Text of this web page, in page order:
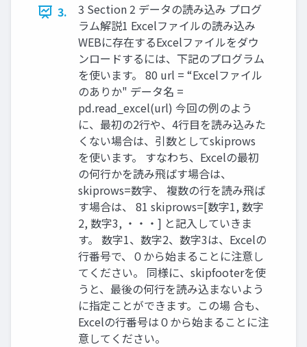
3.
3 Section 2 データの読み込み プログ
ラム解説1 Excelファイルの読み込み
WEBに存在するExcelファイルをダウ
ンロードするには、下記のプログラム
を使います。 80 url = “Excelファイル
のありか" データ名 =
pd.read_excel(url) 今回の例のよう
に、最初の2行や、4行目を読み込みた
くない場合は、引数としてskiprows
を使います。 すなわち、Excelの最初
の何行かを読み飛ばす場合は、
skiprows=数字、 複数の行を読み飛ば
す場合は、 81 skiprows=[数字1, 数字
2, 数字3, ・・・] と記入していきま
す。 数字1、数字2、数字3は、Excelの
行番号で、０から始まることに注意し
てください。 同様に、skipfooterを使
うと、最後の何行を読み込まないよう
に指定ことができます。この場 合も、
Excelの行番号は０から始まることに注
意してください。